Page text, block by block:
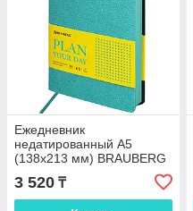
Ежедневник
недатированный А5
(138х213 мм) BRAUBERG
"Stylish", кожзам, гибкий,
160 л., бирюзовый
3 520 ₸